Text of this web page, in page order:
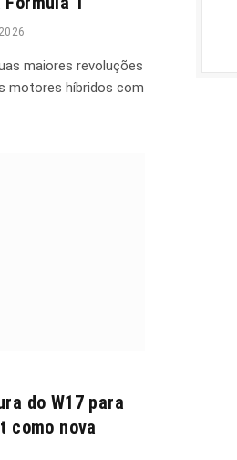
maiores revoluções
motores híbridos com
do W17 para
como nova